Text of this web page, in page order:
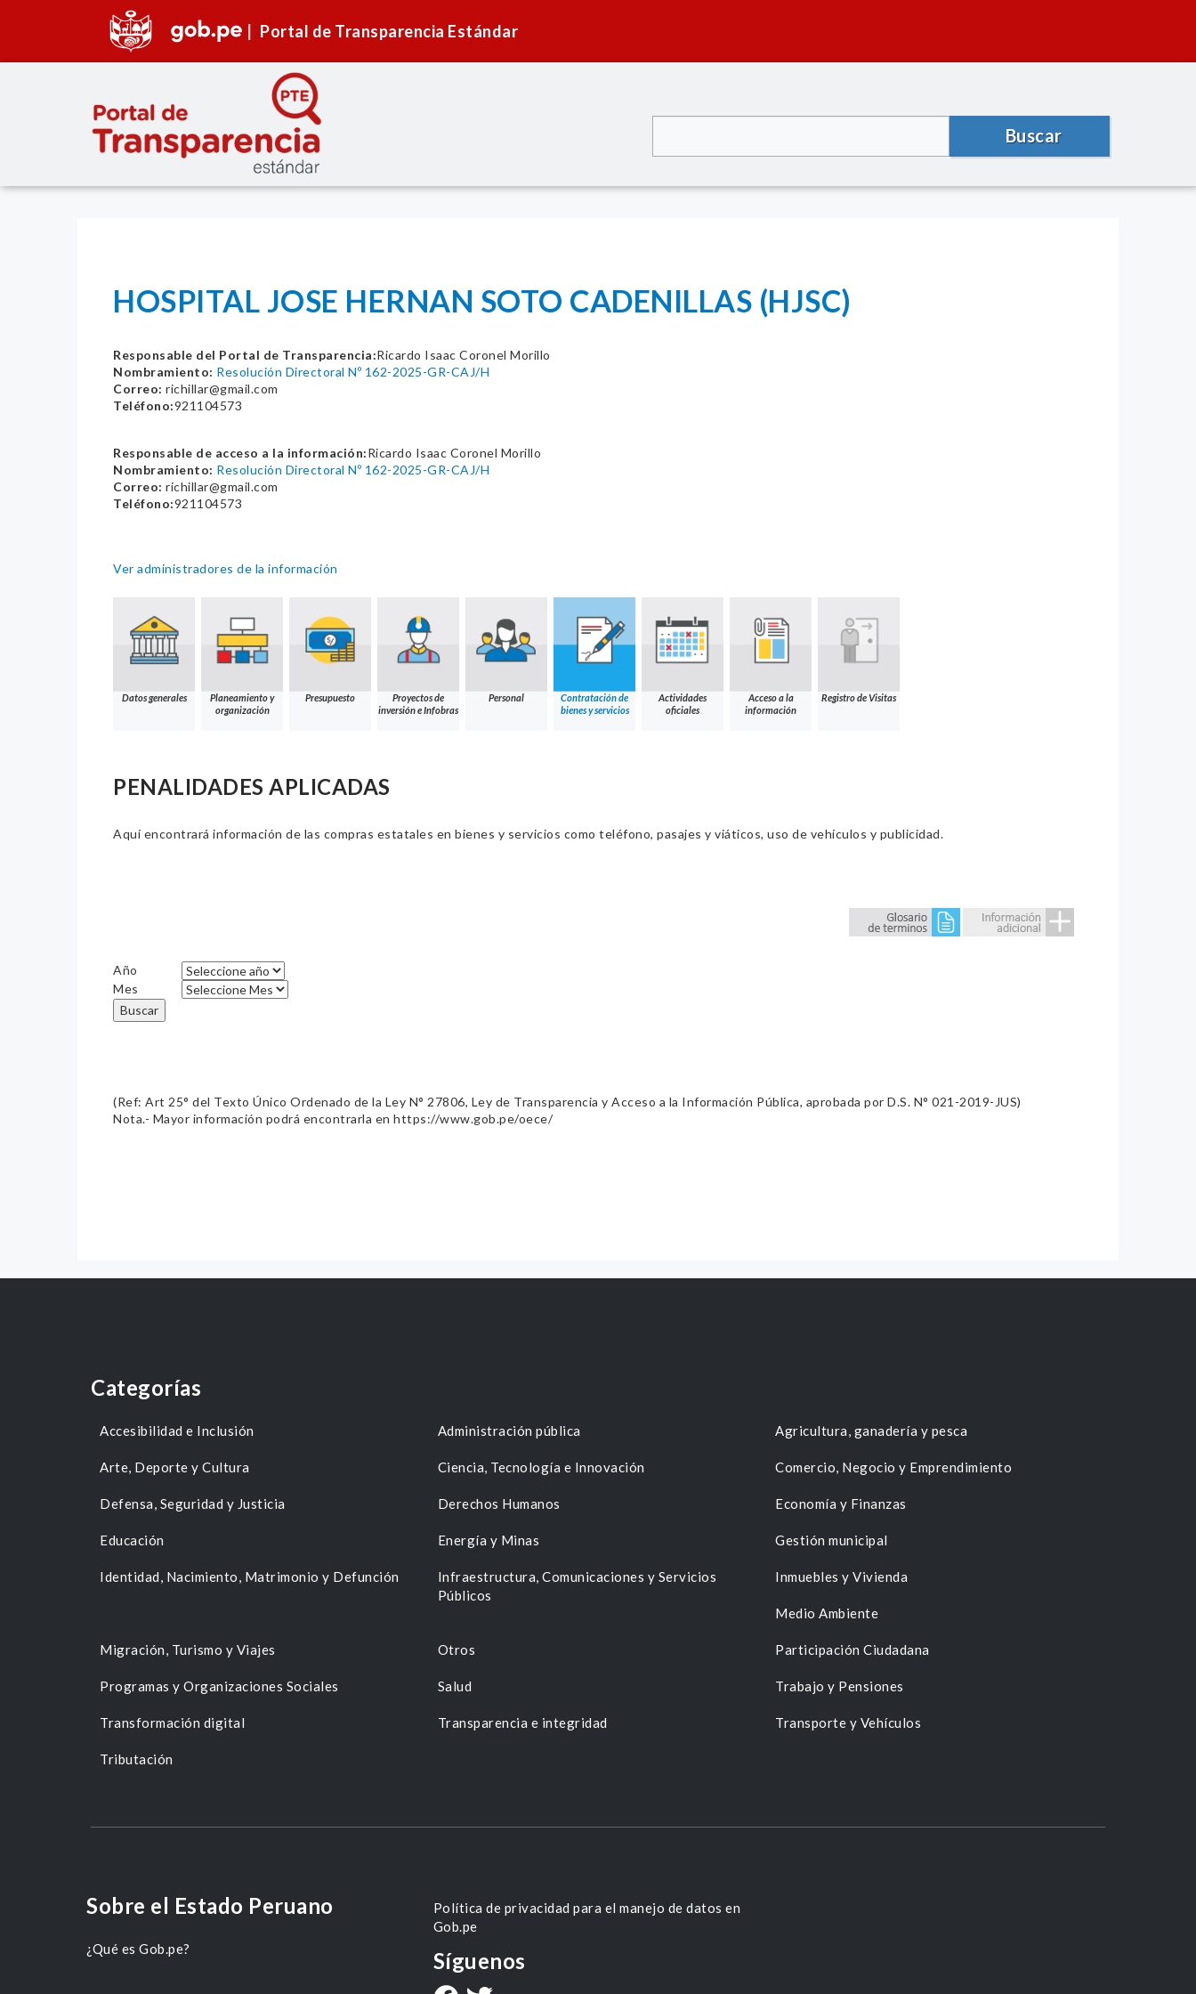
Portal de Transparencia Estándar
Buscar
HOSPITAL JOSE HERNAN SOTO CADENILLAS (HJSC)
Responsable del Portal de Transparencia:Ricardo Isaac Coronel Morillo
Nombramiento: Resolución Directoral Nº 162-2025-GR-CAJ/H
Correo: richillar@gmail.com
Teléfono:921104573
Responsable de acceso a la información:Ricardo Isaac Coronel Morillo
Nombramiento: Resolución Directoral Nº 162-2025-GR-CAJ/H
Correo: richillar@gmail.com
Teléfono:921104573
Ver administradores de la información
Datos generales
Planeamiento y
organización
Presupuesto
Proyectos de
inversión e Infobras
Personal
Contratación de
bienes y servicios
Actividades
oficiales
Acceso a la
información
Registro de Visitas
PENALIDADES APLICADAS
Aquí encontrará información de las compras estatales en bienes y servicios como teléfono, pasajes y viáticos, uso de vehículos y publicidad.
Año
Mes
Buscar
(Ref: Art 25° del Texto Único Ordenado de la Ley N° 27806, Ley de Transparencia y Acceso a la Información Pública, aprobada por D.S. N° 021-2019-JUS)
Nota.- Mayor información podrá encontrarla en https://www.gob.pe/oece/
Categorías
Accesibilidad e Inclusión Administración pública Agricultura, ganadería y pesca
Arte, Deporte y Cultura Ciencia, Tecnología e Innovación Comercio, Negocio y Emprendimiento
Defensa, Seguridad y Justicia Derechos Humanos Economía y Finanzas
Educación Energía y Minas Gestión municipal
Identidad, Nacimiento, Matrimonio y Defunción
Infraestructura, Comunicaciones y Servicios
Públicos
Inmuebles y Vivienda
Medio Ambiente
Migración, Turismo y Viajes Otros Participación Ciudadana
Programas y Organizaciones Sociales Salud Trabajo y Pensiones
Transformación digital Transparencia e integridad Transporte y Vehículos
Tributación
Sobre el Estado Peruano
¿Qué es Gob.pe?
Política de privacidad para el manejo de datos en
Gob.pe
Síguenos